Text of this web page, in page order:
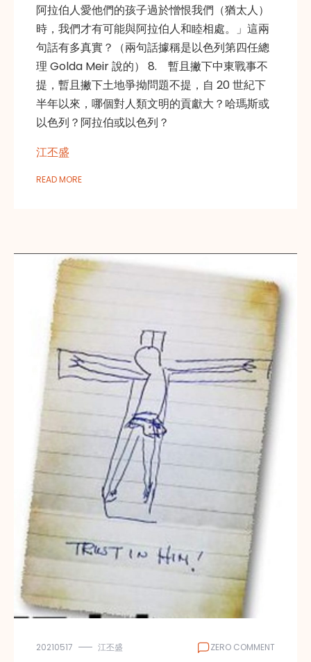
阿拉伯人愛他們的孩子過於憎恨我們（猶太人）
時，我們才有可能與阿拉伯人和睦相處。」這兩
句話有多真實？（兩句話據稱是以色列第四任總
理 Golda Meir 說的） 8. 暫且撇下中東戰事不
提，暫且撇下土地爭拗問題不提，自 20 世紀下
半年以來，哪個對人類文明的貢獻大？哈瑪斯或
以色列？阿拉伯或以色列？
江丕盛
READ MORE
20210517 江丕盛 ZERO COMMENT